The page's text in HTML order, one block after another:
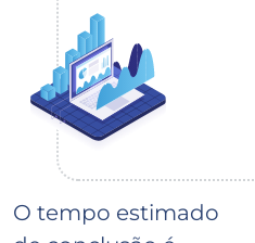
O tempo estimado